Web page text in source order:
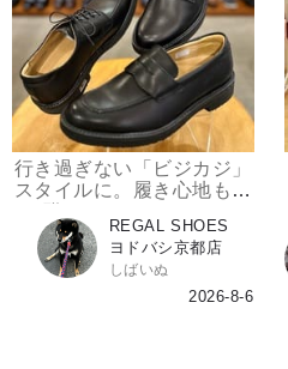
行き過ぎない「ビジカジ」
スタイルに。履き心地も抜
REGAL SHOES
ヨドバシ京都店
しばいぬ
2026-8-6